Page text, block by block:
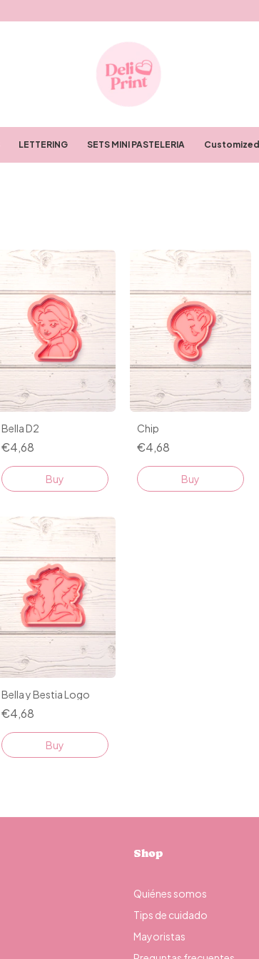
LETTERING SETS MINI PASTELERIA Customized
Bella D2
€4,68
Buy
Chip
€4,68
Buy
Bella y Bestia Logo
€4,68
Buy
Shop
Quiénes somos
Tips de cuidado
Mayoristas